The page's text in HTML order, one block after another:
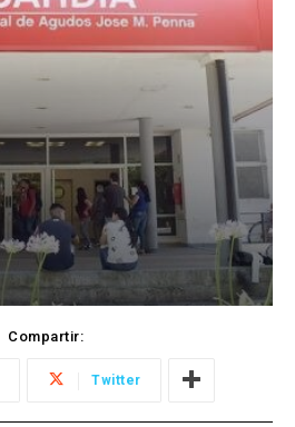
Compartir:
Twitter